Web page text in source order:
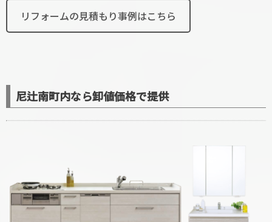
リフォームの見積もり事例はこちら
尼辻南町内なら卸値価格で提供